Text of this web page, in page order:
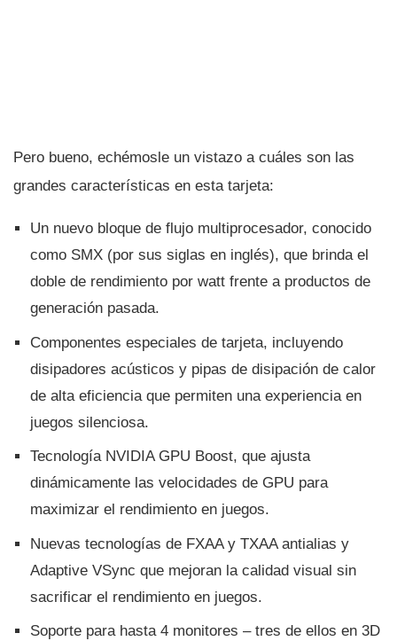
Pero bueno, echémosle un vistazo a cuáles son las
grandes caracterí­sticas en esta tarjeta:
Un nuevo bloque de flujo multiprocesador, conocido
como SMX (por sus siglas en inglés), que brinda el
doble de rendimiento por watt frente a productos de
generación pasada.
Componentes especiales de tarjeta, incluyendo
disipadores acústicos y pipas de disipación de calor
de alta eficiencia que permiten una experiencia en
juegos silenciosa.
Tecnologí­a NVIDIA GPU Boost, que ajusta
dinámicamente las velocidades de GPU para
maximizar el rendimiento en juegos.
Nuevas tecnologí­as de FXAA y TXAA antialias y
Adaptive VSync que mejoran la calidad visual sin
sacrificar el rendimiento en juegos.
Soporte para hasta 4 monitores – tres de ellos en 3D